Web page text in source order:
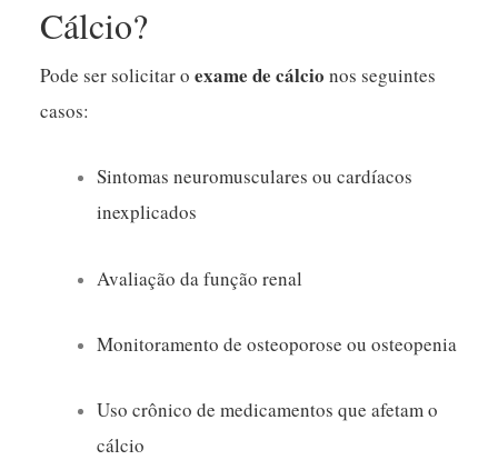
Cálcio?
Pode ser solicitar oexame de cálcio nos seguintes
casos:
Sintomas neuromusculares ou cardíacos
inexplicados
Avaliação da função renal
Monitoramento de osteoporose ou osteopenia
Uso crônico de medicamentos que afetam o
cálcio